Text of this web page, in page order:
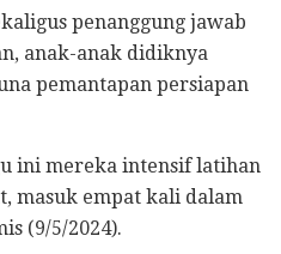
penanggung jawab
anak-anak didiknya
pemantapan persiapan
ini mereka intensif latihan
masuk empat kali dalam
(9/5/2024).